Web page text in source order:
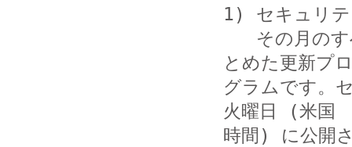
1) セキュリテ
とめた更新プ
グラムです。
火曜日 (米国
時間) に公開